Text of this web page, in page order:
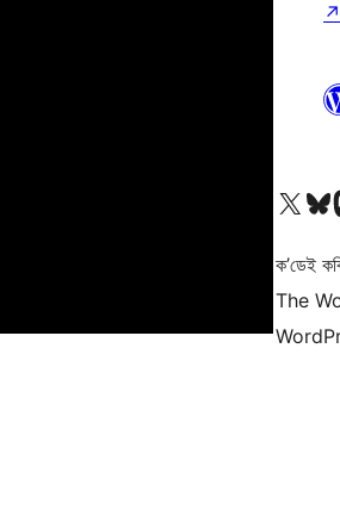
↗
আমাৰ X (আগৰ Twitter) একাউণ্টলৈ যাওক
আমাৰ Bluesky
ক’ডেই
The